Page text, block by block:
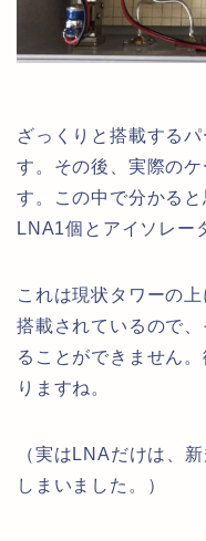
ざっくりと搭載する
す。その後、実際の
す。この中で分かる
LNA1個とアイソレー
これは現状タワーの
搭載されているので
ることができません
りますね。
（実はLNAだけは、
しまいました。）